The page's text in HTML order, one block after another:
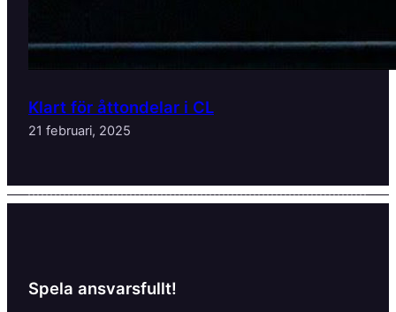
Klart för åttondelar i CL
21 februari, 2025
Spela ansvarsfullt!